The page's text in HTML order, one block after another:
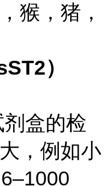
猴，猪，
）
盒的检
，例如小